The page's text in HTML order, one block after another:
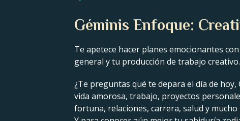
Géminis Enfoque:
Te apetece hacer planes emocionantes
general y tu producción de trabajo
¿Te preguntas qué te depara el día de
vida amorosa, trabajo, proyectos
fortuna, relaciones, carrera, salud y